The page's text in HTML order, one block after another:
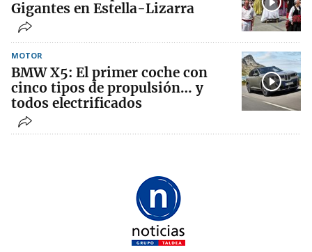
Gigantes en Estella-Lizarra
MOTOR
BMW X5: El primer coche con
cinco tipos de propulsión… y
todos electrificados